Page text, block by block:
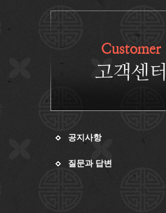
Customer
고객센터
공지사항
질문과 답변